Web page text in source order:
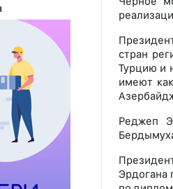
стран
Турцию и
имеют
Реджеп
Эрдогана